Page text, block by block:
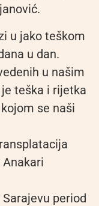
u jako teškom
u dan.
u našim
teška i rijetka
se naši
period